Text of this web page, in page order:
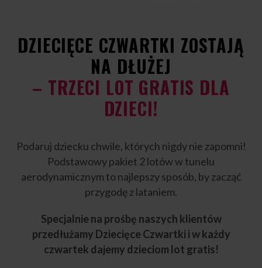
DZIECIĘCE CZWARTKI ZOSTAJĄ
NA DŁUŻEJ
– TRZECI LOT GRATIS DLA
DZIECI!
Podaruj dziecku chwile, których nigdy nie zapomni!
Podstawowy pakiet 2 lotów w tunelu
aerodynamicznym to najlepszy sposób, by zacząć
przygodę z lataniem.
Specjalnie na prośbę naszych klientów
przedłużamy Dziecięce Czwartki i w każdy
czwartek dajemy dzieciom lot gratis!